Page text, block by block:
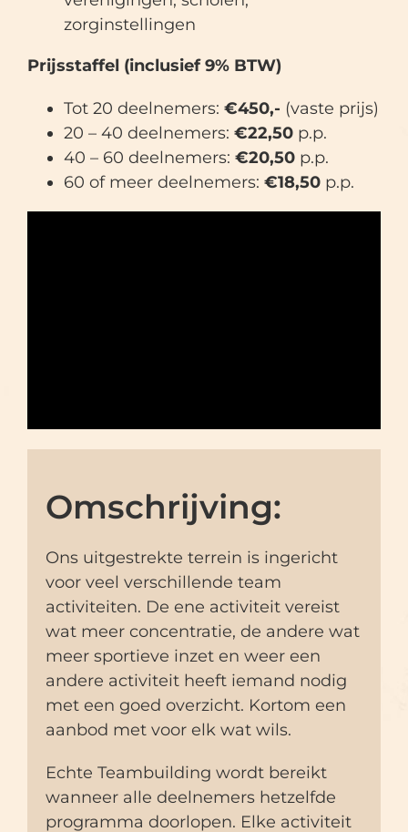
zorginstellingen
Prijsstaffel (inclusief 9% BTW)
Tot 20 deelnemers: €450,- (vaste prijs)
20 – 40 deelnemers: €22,50 p.p.
40 – 60 deelnemers: €20,50 p.p.
60 of meer deelnemers: €18,50 p.p.
Omschrijving:
Ons uitgestrekte terrein is ingericht
voor veel verschillende team
activiteiten. De ene activiteit vereist
wat meer concentratie, de andere wat
meer sportieve inzet en weer een
andere activiteit heeft iemand nodig
met een goed overzicht. Kortom een
aanbod met voor elk wat wils.
Echte Teambuilding wordt bereikt
wanneer alle deelnemers hetzelfde
programma doorlopen. Elke activiteit